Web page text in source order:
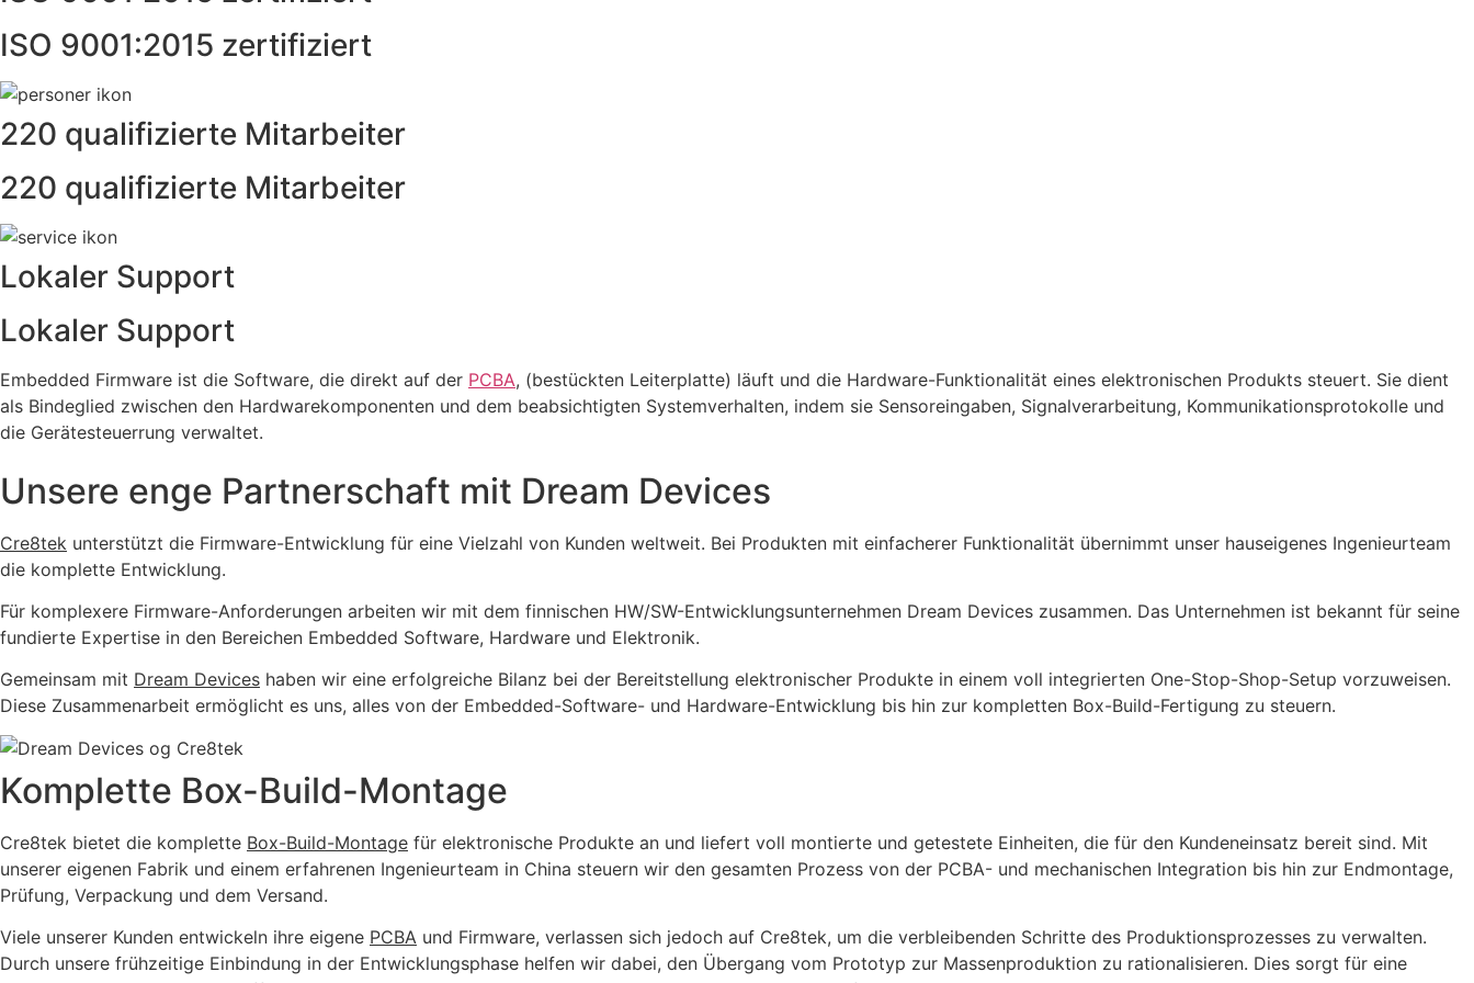
ISO 9001:2015 zertifiziert
220 qualifizierte Mitarbeiter
220 qualifizierte Mitarbeiter
Lokaler Support
Lokaler Support
Embedded Firmware ist die Software, die direkt auf der PCBA, (bestückten Leiterplatte) läuft und die Hardware-Funktionalität eines elektronischen Produkts steuert. Sie dient
als Bindeglied zwischen den Hardwarekomponenten und dem beabsichtigten Systemverhalten, indem sie Sensoreingaben, Signalverarbeitung, Kommunikationsprotokolle und
die Gerätesteuerrung verwaltet.
Unsere enge Partnerschaft mit Dream Devices
Cre8tek unterstützt die Firmware-Entwicklung für eine Vielzahl von Kunden weltweit. Bei Produkten mit einfacherer Funktionalität übernimmt unser hauseigenes Ingenieurteam
die komplette Entwicklung.
Für komplexere Firmware-Anforderungen arbeiten wir mit dem finnischen HW/SW-Entwicklungsunternehmen Dream Devices zusammen. Das Unternehmen ist bekannt für seine
fundierte Expertise in den Bereichen Embedded Software, Hardware und Elektronik.
Gemeinsam mit Dream Devices haben wir eine erfolgreiche Bilanz bei der Bereitstellung elektronischer Produkte in einem voll integrierten One-Stop-Shop-Setup vorzuweisen.
Diese Zusammenarbeit ermöglicht es uns, alles von der Embedded-Software- und Hardware-Entwicklung bis hin zur kompletten Box-Build-Fertigung zu steuern.
Komplette Box-Build-Montage
Cre8tek bietet die komplette Box-Build-Montage für elektronische Produkte an und liefert voll montierte und getestete Einheiten, die für den Kundeneinsatz bereit sind. Mit
unserer eigenen Fabrik und einem erfahrenen Ingenieurteam in China steuern wir den gesamten Prozess von der PCBA- und mechanischen Integration bis hin zur Endmontage,
Prüfung, Verpackung und dem Versand.
Viele unserer Kunden entwickeln ihre eigene PCBA und Firmware, verlassen sich jedoch auf Cre8tek, um die verbleibenden Schritte des Produktionsprozesses zu verwalten.
Durch unsere frühzeitige Einbindung in der Entwicklungsphase helfen wir dabei, den Übergang vom Prototyp zur Massenproduktion zu rationalisieren. Dies sorgt für eine